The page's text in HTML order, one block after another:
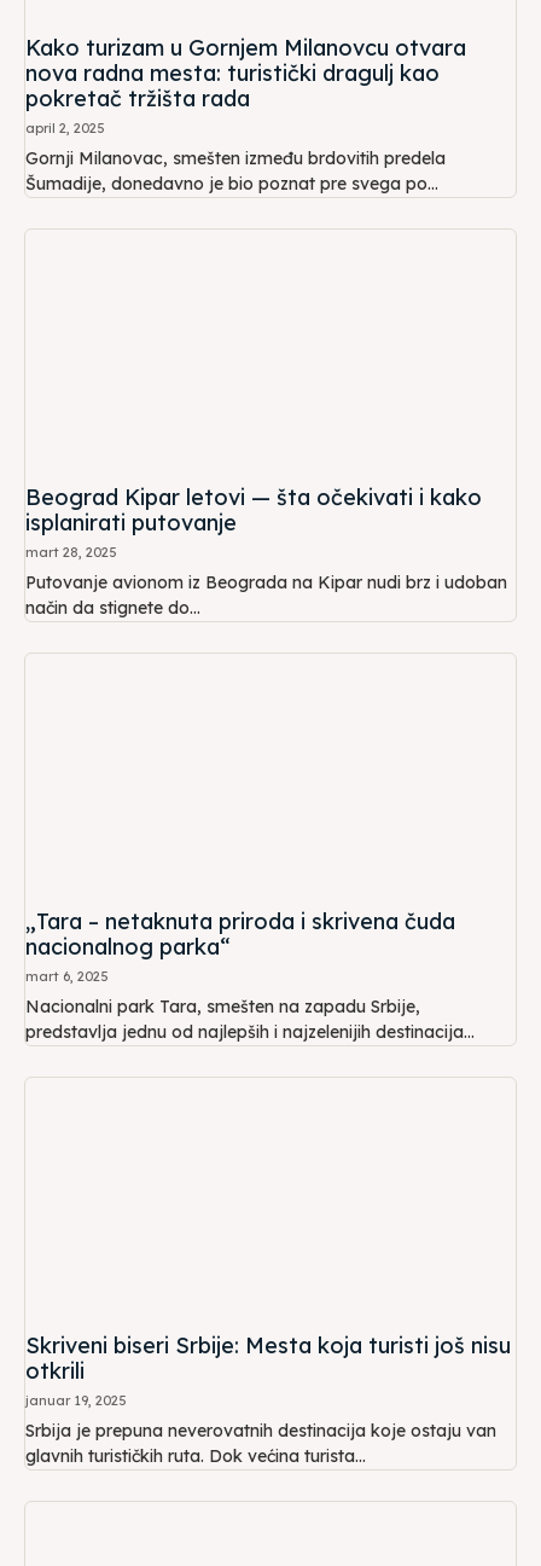
Kako turizam u Gornjem Milanovcu otvara
nova radna mesta: turistički dragulj kao
pokretač tržišta rada
april 2, 2025
Gornji Milanovac, smešten između brdovitih predela
Šumadije, donedavno je bio poznat pre svega po...
Beograd Kipar letovi — šta očekivati i kako
isplanirati putovanje
mart 28, 2025
Putovanje avionom iz Beograda na Kipar nudi brz i udoban
način da stignete do...
„Tara – netaknuta priroda i skrivena čuda
nacionalnog parka“
mart 6, 2025
Nacionalni park Tara, smešten na zapadu Srbije,
predstavlja jednu od najlepših i najzelenijih destinacija...
Skriveni biseri Srbije: Mesta koja turisti još nisu
otkrili
januar 19, 2025
Srbija je prepuna neverovatnih destinacija koje ostaju van
glavnih turističkih ruta. Dok većina turista...